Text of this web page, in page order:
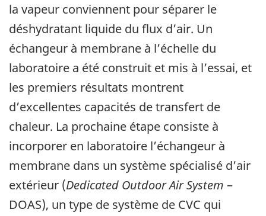
la vapeur conviennent pour séparer le
déshydratant liquide du flux d’air. Un
échangeur à membrane à l’échelle du
laboratoire a été construit et mis à l’essai, et
les premiers résultats montrent
d’excellentes capacités de transfert de
chaleur. La prochaine étape consiste à
incorporer en laboratoire l’échangeur à
membrane dans un système spécialisé d’air
extérieur (Dedicated Outdoor Air System –
DOAS), un type de système de CVC qui